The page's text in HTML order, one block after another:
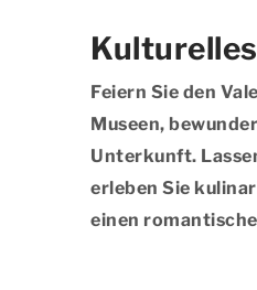
Feiern Sie den
Museen,
Unterkunft.
erleben Sie
einen